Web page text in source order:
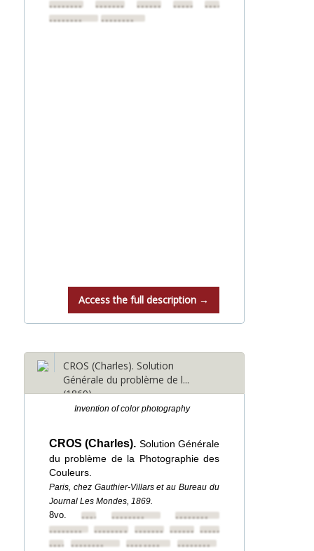
••••••••
•••••••• •••••••• ••••••••••••••••
••••••••
••••••••
Access the full description →
CROS (Charles). Solution
Générale du problème de l...
(1869)
Invention of color photography
CROS (Charles). Solution Générale
du problème de la Photographie des
Couleurs.
Paris, chez Gauthier-Villars et au Bureau du
Journal Les Mondes, 1869.
8vo.••••••••••••••••
••••••••
••••••••
•••••••• •••••••• ••••••••••••••••
•••••••••••••••• •••••••• ••••••••